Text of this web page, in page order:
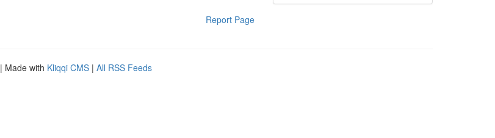
Report Page
| Made with Kliqqi CMS | All RSS Feeds